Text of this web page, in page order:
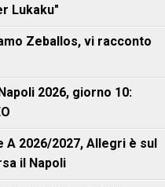
Lukaku"
Zeballos, vi racconto
2026, giorno 10:
A 2026/2027, Allegri è sul
il Napoli